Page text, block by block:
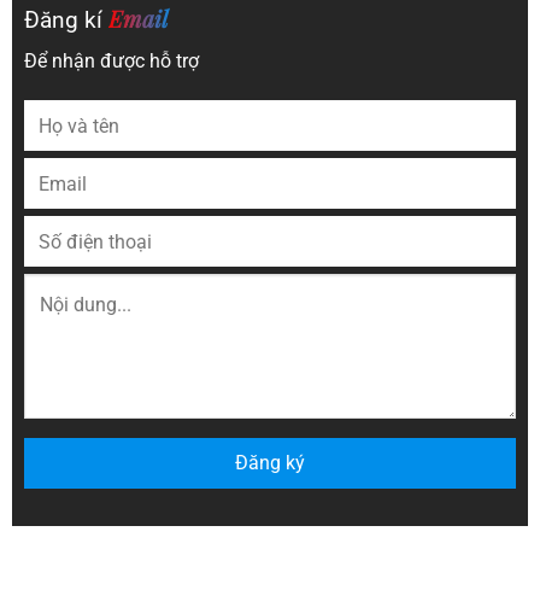
Đăng kí Email
Để nhận được hỗ trợ